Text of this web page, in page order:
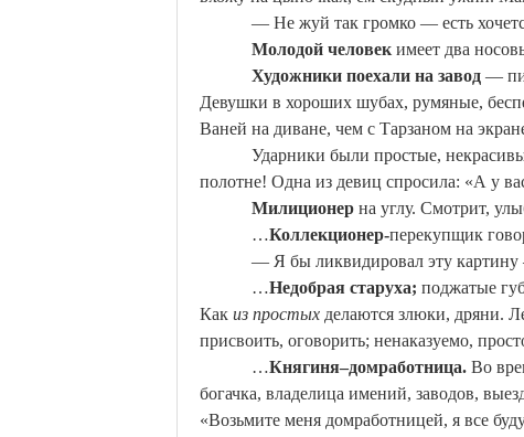
— Не жуй так громко — есть
Молодой человекимеет два
Художники поехали на завод —
Девушки в хороших шубах, румяные,
Ваней на диване, чем с Тарзаном на
Ударники были простые,
полотне! Одна из девиц спросила: «А у
Милиционерна углу. Смотрит,
…Коллекционер-перекупщик
— Я бы ликвидировал эту
…Недобрая старуха; поджатые
Как из простых делаются злюки, дряни.
присвоить, оговорить; ненаказуемо,
…Княгиня–домработница.Во
богачка, владелица имений, заводов,
«Возьмите меня домработницей, я все